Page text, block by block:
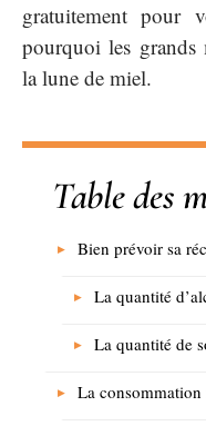
gratuitement pour
pourquoi les grands
la lune de miel.
Table des
Bien prévoir sa
La quantité
La quantité de
La consommation